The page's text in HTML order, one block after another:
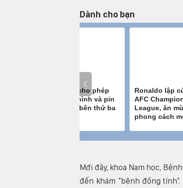
Dành cho bạn
Mới đây, khoa Nam học,
đến khám "bệnh đồng